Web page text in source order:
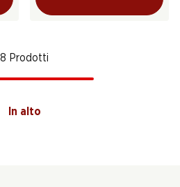
8 Prodotti
In alto